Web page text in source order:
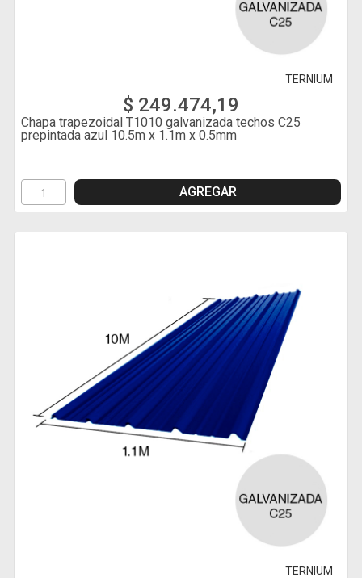
TERNIUM
$ 249.474,19
Chapa trapezoidal T1010 galvanizada techos C25
prepintada azul 10.5m x 1.1m x 0.5mm
AGREGAR
TERNIUM